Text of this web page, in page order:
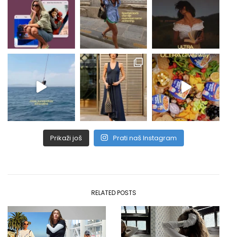
Prikaži još Prati naš Instagram
RELATED POSTS